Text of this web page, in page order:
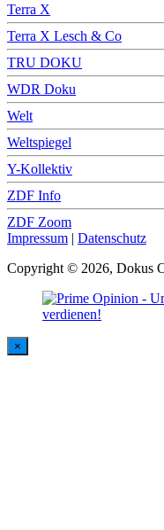
Terra X
Terra X Lesch & Co
TRU DOKU
WDR Doku
Welt
Weltspiegel
Y-Kollektiv
ZDF Info
ZDF Zoom
Impressum | Datenschutz
Copyright © 2026, Dokus
×